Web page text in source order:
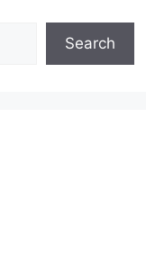
Search